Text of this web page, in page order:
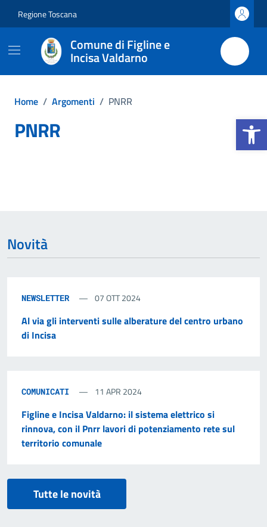
Apri la
Regione Toscana
Comune di Figline e
Incisa Valdarno
Home / Argomenti / PNRR
PNRR
Novità
NEWSLETTER 07 OTT 2024
Al via gli interventi sulle alberature del centro urbano
di Incisa
COMUNICATI 11 APR 2024
Figline e Incisa Valdarno: il sistema elettrico si
rinnova, con il Pnrr lavori di potenziamento rete sul
territorio comunale
Tutte le novità